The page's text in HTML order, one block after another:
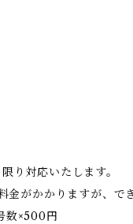
り対応いたします。
がかかりますが、で
数×500円